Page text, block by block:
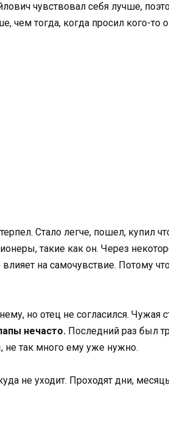
чувствовал себя лучше,
чем тогда, когда просил кого-то
Стало легче, пошел, купил
такие как он. Через
на самочувствие. Потому
но отец не согласился. Чужая
нечасто. Последний раз был
не так много ему уже нужно.
не уходит. Проходят дни,